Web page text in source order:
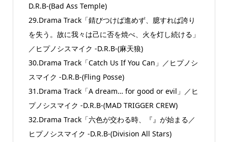
D.R.B-(Bad Ass Temple)
29.Drama Track「錆びつけば進めず、臆すれば誇り
を失う。故に我々は己に否を焼べ、火を灯し続ける」
／ヒプノシスマイク -D.R.B-(麻天狼)
30.Drama Track「Catch Us If You Can」／ヒプノシ
スマイク -D.R.B-(Fling Posse)
31.Drama Track「A dream… for good or evil」／ヒ
プノシスマイク -D.R.B-(MAD TRIGGER CREW)
32.Drama Track「六色が交わる時、『』が始まる／
ヒプノシスマイク -D.R.B-(Division All Stars)